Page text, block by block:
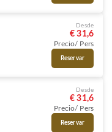
Desde
€ 31,6
Precio/ Pers
Reservar
Desde
€ 31,6
Precio/ Pers
Reservar